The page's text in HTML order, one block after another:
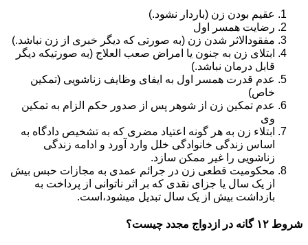
عقیم بودن زن (باردار نشود.)
رضایت همسر اول
مفقودالاثر شدن زن (به صورتی که دیگر خبری از زن نباشد.)
ابتلای زن به جنون یا امراض صعب العلاج (به صورتیکه دیگر
قابل درمان نباشد.)
عدم قدرت همسر اول به ایفای وظایف زناشویی (تمکین
خاص)
عدم تمکین زن از شوهر پس از صدور حکم الزام به تمکین
وی
ابتلاء زن به هر گونه اعتیاد مضری که به تشخیص دادگاه به
اساس زندگی خانوادگی خلل وارد آورد و ادامه زندگی
زناشویی را غیر ممکن سازد.
محکومیت قطعی زن در جرائم عمدی به مجازات حبس بیش
از یک سال یا جزای نقدی که بر اثر ناتوانی از پرداخت به
بازداشت بیش از یک سال تبدیل می‎شود،است.
شروط ۱۲ گانه در ازدواج مجدد چیست؟